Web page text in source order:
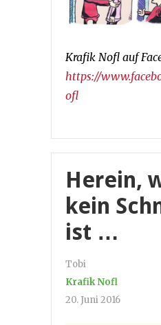
Krafik Nofl auf
https://
ofl
Herein,
kein
ist …
Tobi
Krafik Nofl
20. Juni 2016